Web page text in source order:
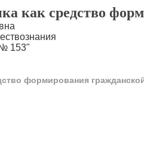
как средство
153"
формирования